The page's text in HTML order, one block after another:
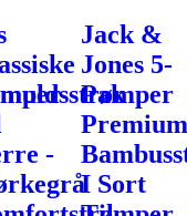
-
Jack &
Jones 5-
Pak
Premium
I Sort